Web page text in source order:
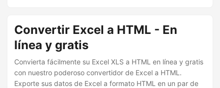
Convertir Excel a HTML - En
línea y gratis
Convierta fácilmente su Excel XLS a HTML en línea y gratis
con nuestro poderoso convertidor de Excel a HTML.
Exporte sus datos de Excel a formato HTML en un par de